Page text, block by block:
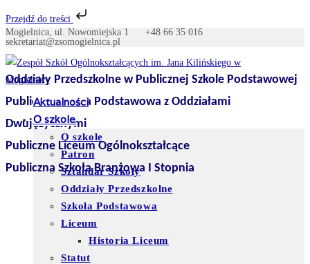
Przejdź do treści
Skip
to
content
Mogielnica, ul. Nowomiejska 1 +48 66 35 016
sekretariat@zsomogielnica.pl
Oddziały Przedszkolne w Publicznej Szkole Podstawowej
Publiczna Szkoła Podstawowa z Oddziałami
Dwujęzycznymi
Publiczne Liceum Ogólnokształcące
Publiczna Szkoła Branżowa I Stopnia
Aktualności
O szkole
O szkole
Patron
Sztandar Szkoły
Oddziały Przedszkolne
Szkoła Podstawowa
Liceum
Historia Liceum
Statut